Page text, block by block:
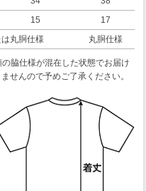
15
17
丸胴仕様 丸胴仕様
脇仕様が混在した状態でお届け
せんので予めご了承ください。